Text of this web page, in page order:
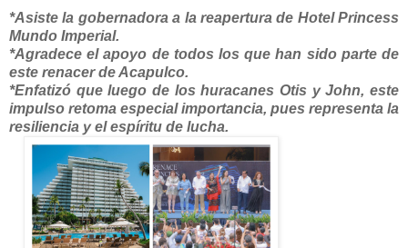
*Asiste la gobernadora a la reapertura de Hotel Princess
Mundo Imperial.
*Agradece el apoyo de todos los que han sido parte de
este renacer de Acapulco.
*Enfatizó que luego de los huracanes Otis y John, este
impulso retoma especial importancia, pues representa la
resiliencia y el espíritu de lucha.